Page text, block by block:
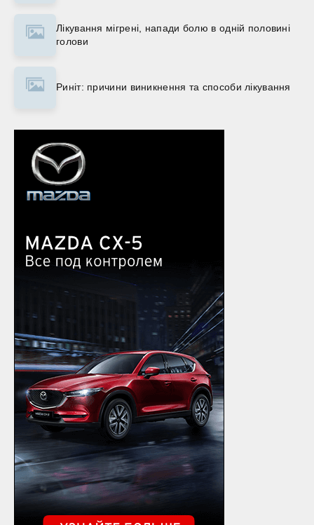
Лікування мігрені, напади болю в одній половині
голови
Риніт: причини виникнення та способи лікування